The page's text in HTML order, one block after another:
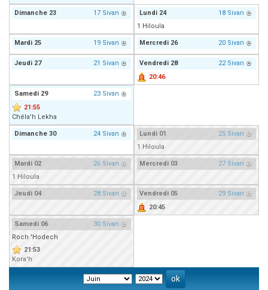
Dimanche 23 17 Sivan Lundi 24
18 Sivan
1 Hiloula
Mardi 25 19 Sivan Mercredi 26 20 Sivan
Jeudi 27 21 Sivan Vendredi 28
22 Sivan
20:46
Samedi 29
23 Sivan
21:55
Chéla'h Lekha
Dimanche 30 24 Sivan Lundi 01
25 Sivan
1 Hiloula
Mardi 02
26 Sivan
1 Hiloula
Mercredi 03 27 Sivan
Jeudi 04 28 Sivan Vendredi 05
29 Sivan
20:45
Samedi 06
30 Sivan
Roch 'Hodech
21:53
Kora'h